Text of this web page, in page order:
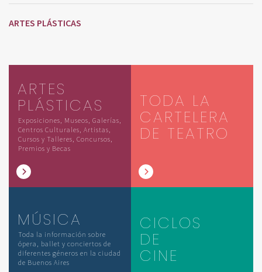
ARTES PLÁSTICAS
ARTES
PLÁSTICAS
Exposiciones, Museos, Galerías,
Centros Culturales, Artistas,
Cursos y Talleres, Concursos,
Premios y Becas
TODA LA
CARTELERA
DE TEATRO
MÚSICA
Toda la información sobre
ópera, ballet y conciertos de
diferentes géneros en la ciudad
de Buenos Aires
CICLOS
DE
CINE